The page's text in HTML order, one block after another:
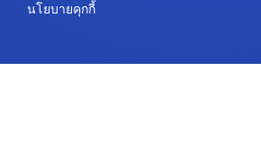
นโยบายคุกกี้